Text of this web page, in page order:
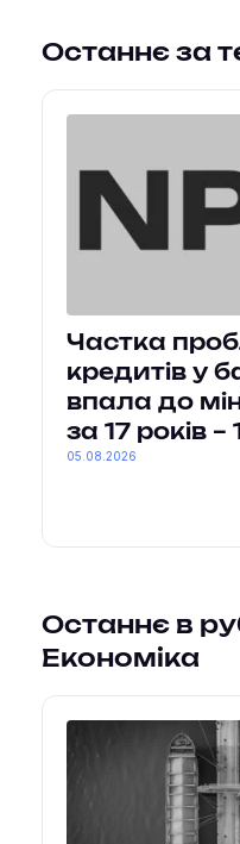
Останнє за
Частка
кредитів у
впала до
за 17 років –
05.08.2026
Останнє в
Економіка